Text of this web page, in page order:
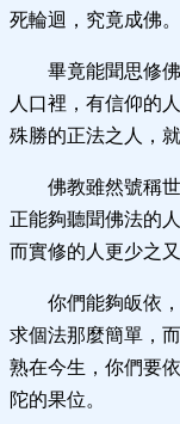
死輪迴，究竟成佛。
畢竟能聞思修
人口裡，有信仰的
殊勝的正法之人，
佛教雖然號稱
正能夠聽聞佛法的
而實修的人更少之又
你們能夠皈依
求個法那麼簡單，
熟在今生，你們要
陀的果位。